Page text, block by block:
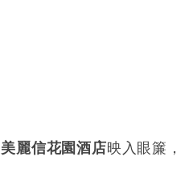
美麗信花園酒店映入眼簾，